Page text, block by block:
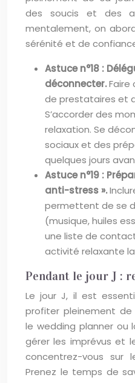
des soucis et des
mentalement, on
sérénité et de
Astuce n°18 :
déconnecter.Faire
de prestataires et
S’accorder des
relaxation. Se
sociaux et des
quelques jours
Astuce n°19 :
anti-stress ».
permettent de se
(musique, huiles
une liste de
activité relaxante
Pendant le jour J :
Le jour J, il est
profiter pleinement de
le wedding planner ou
gérer les imprévus et
concentrez-vous sur
Prenez le temps de